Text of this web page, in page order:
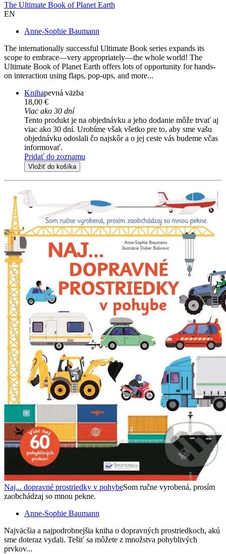
The Ultimate Book of Planet Earth
EN
Anne-Sophie Baumann
The internationally successful Ultimate Book series expands its
scope to embrace—very appropriately—the whole world! The
Ultimate Book of Planet Earth offers lots of opportunity for hands-
on interaction using flaps, pop-ups, and more...
Knihapevná väzba
18,00 €
Viac ako 30 dní
Tento produkt je na objednávku a jeho dodanie môže trvať aj
viac ako 30 dní. Urobíme však všetko pre to, aby sme vašu
objednávku odoslali čo najskôr a o jej ceste vás budeme včas
informovať.
Pridať do zoznamu
Vložiť do košíka
Naj... dopravné prostriedky v pohybeSom ručne vyrobená, prosím
zaobchádzaj so mnou pekne.
Anne-Sophie Baumann
Najväcšia a najpodrobnejšia kniha o dopravných prostriedkoch, akú
sme doteraz vydali. Tešiť sa môžete z množstva pohyblivých
prvkov...